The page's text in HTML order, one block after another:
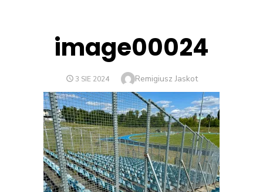
image00024
POSTED
3 SIE 2024 Author
Remigiusz Jaskot